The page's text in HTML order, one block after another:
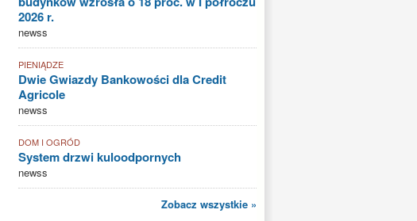
2026 r.
newss
PIENIĄDZE
Dwie Gwiazdy Bankowości dla Credit
Agricole
newss
DOM I OGRÓD
System drzwi kuloodpornych
newss
Zobacz wszystkie »